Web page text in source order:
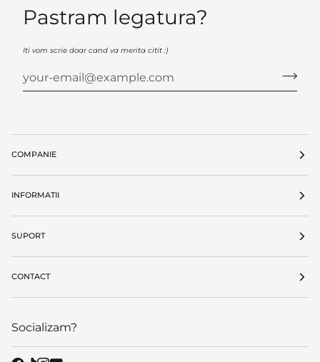
Pastram legatura?
Iti vom scrie doar cand va merita citit :)
COMPANIE
INFORMATII
SUPORT
CONTACT
Socializam?